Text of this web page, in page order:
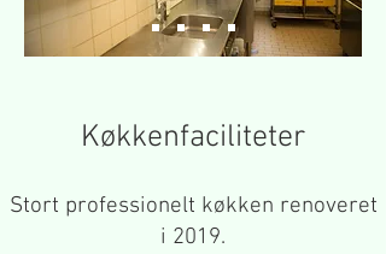
Køkkenfaciliteter
Stort professionelt køkken renoveret
i 2019.